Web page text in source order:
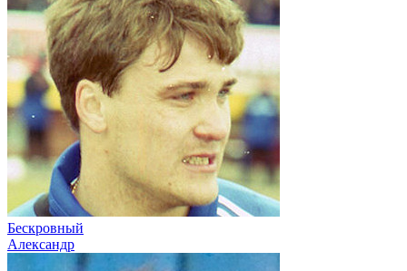
Бескровный
Александр